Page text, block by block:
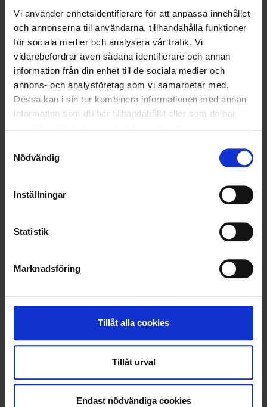
Vi använder enhetsidentifierare för att anpassa innehållet
och annonserna till användarna, tillhandahålla funktioner
för sociala medier och analysera vår trafik. Vi
vidarebefordrar även sådana identifierare och annan
information från din enhet till de sociala medier och
annons- och analysföretag som vi samarbetar med.
Dessa kan i sin tur kombinera informationen med annan
information som du har tillhandahållit eller som de har
Nödvändig
Inställningar
Statistik
Marknadsföring
Tillåt alla cookies
Tillåt urval
Endast nödvändiga cookies
OHLSSONSKOLLEGOR
RENHÅLLNING
SAMARBETEN
SOCIALT ANSVAR